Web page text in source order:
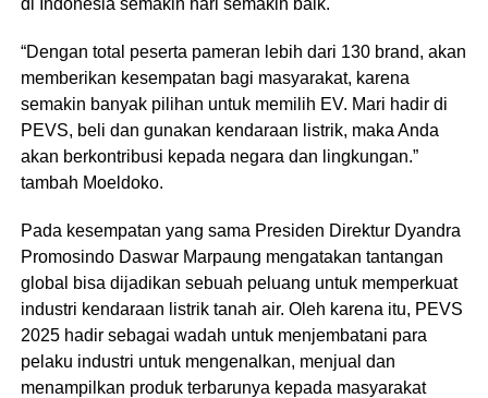
di Indonesia semakin hari semakin baik.
“Dengan total peserta pameran lebih dari 130 brand, akan
memberikan kesempatan bagi masyarakat, karena
semakin banyak pilihan untuk memilih EV. Mari hadir di
PEVS, beli dan gunakan kendaraan listrik, maka Anda
akan berkontribusi kepada negara dan lingkungan.”
tambah Moeldoko.
Pada kesempatan yang sama Presiden Direktur Dyandra
Promosindo Daswar Marpaung mengatakan tantangan
global bisa dijadikan sebuah peluang untuk memperkuat
industri kendaraan listrik tanah air. Oleh karena itu, PEVS
2025 hadir sebagai wadah untuk menjembatani para
pelaku industri untuk mengenalkan, menjual dan
menampilkan produk terbarunya kepada masyarakat